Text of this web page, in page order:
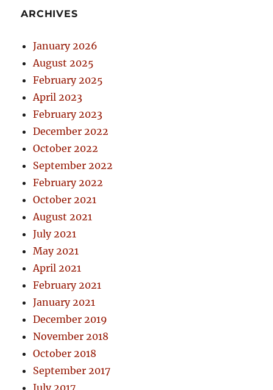
ARCHIVES
January 2026
August 2025
February 2025
April 2023
February 2023
December 2022
October 2022
September 2022
February 2022
October 2021
August 2021
July 2021
May 2021
April 2021
February 2021
January 2021
December 2019
November 2018
October 2018
September 2017
July 2017